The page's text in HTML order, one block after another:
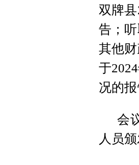
双牌
告；
其他
于
况的
会
人员